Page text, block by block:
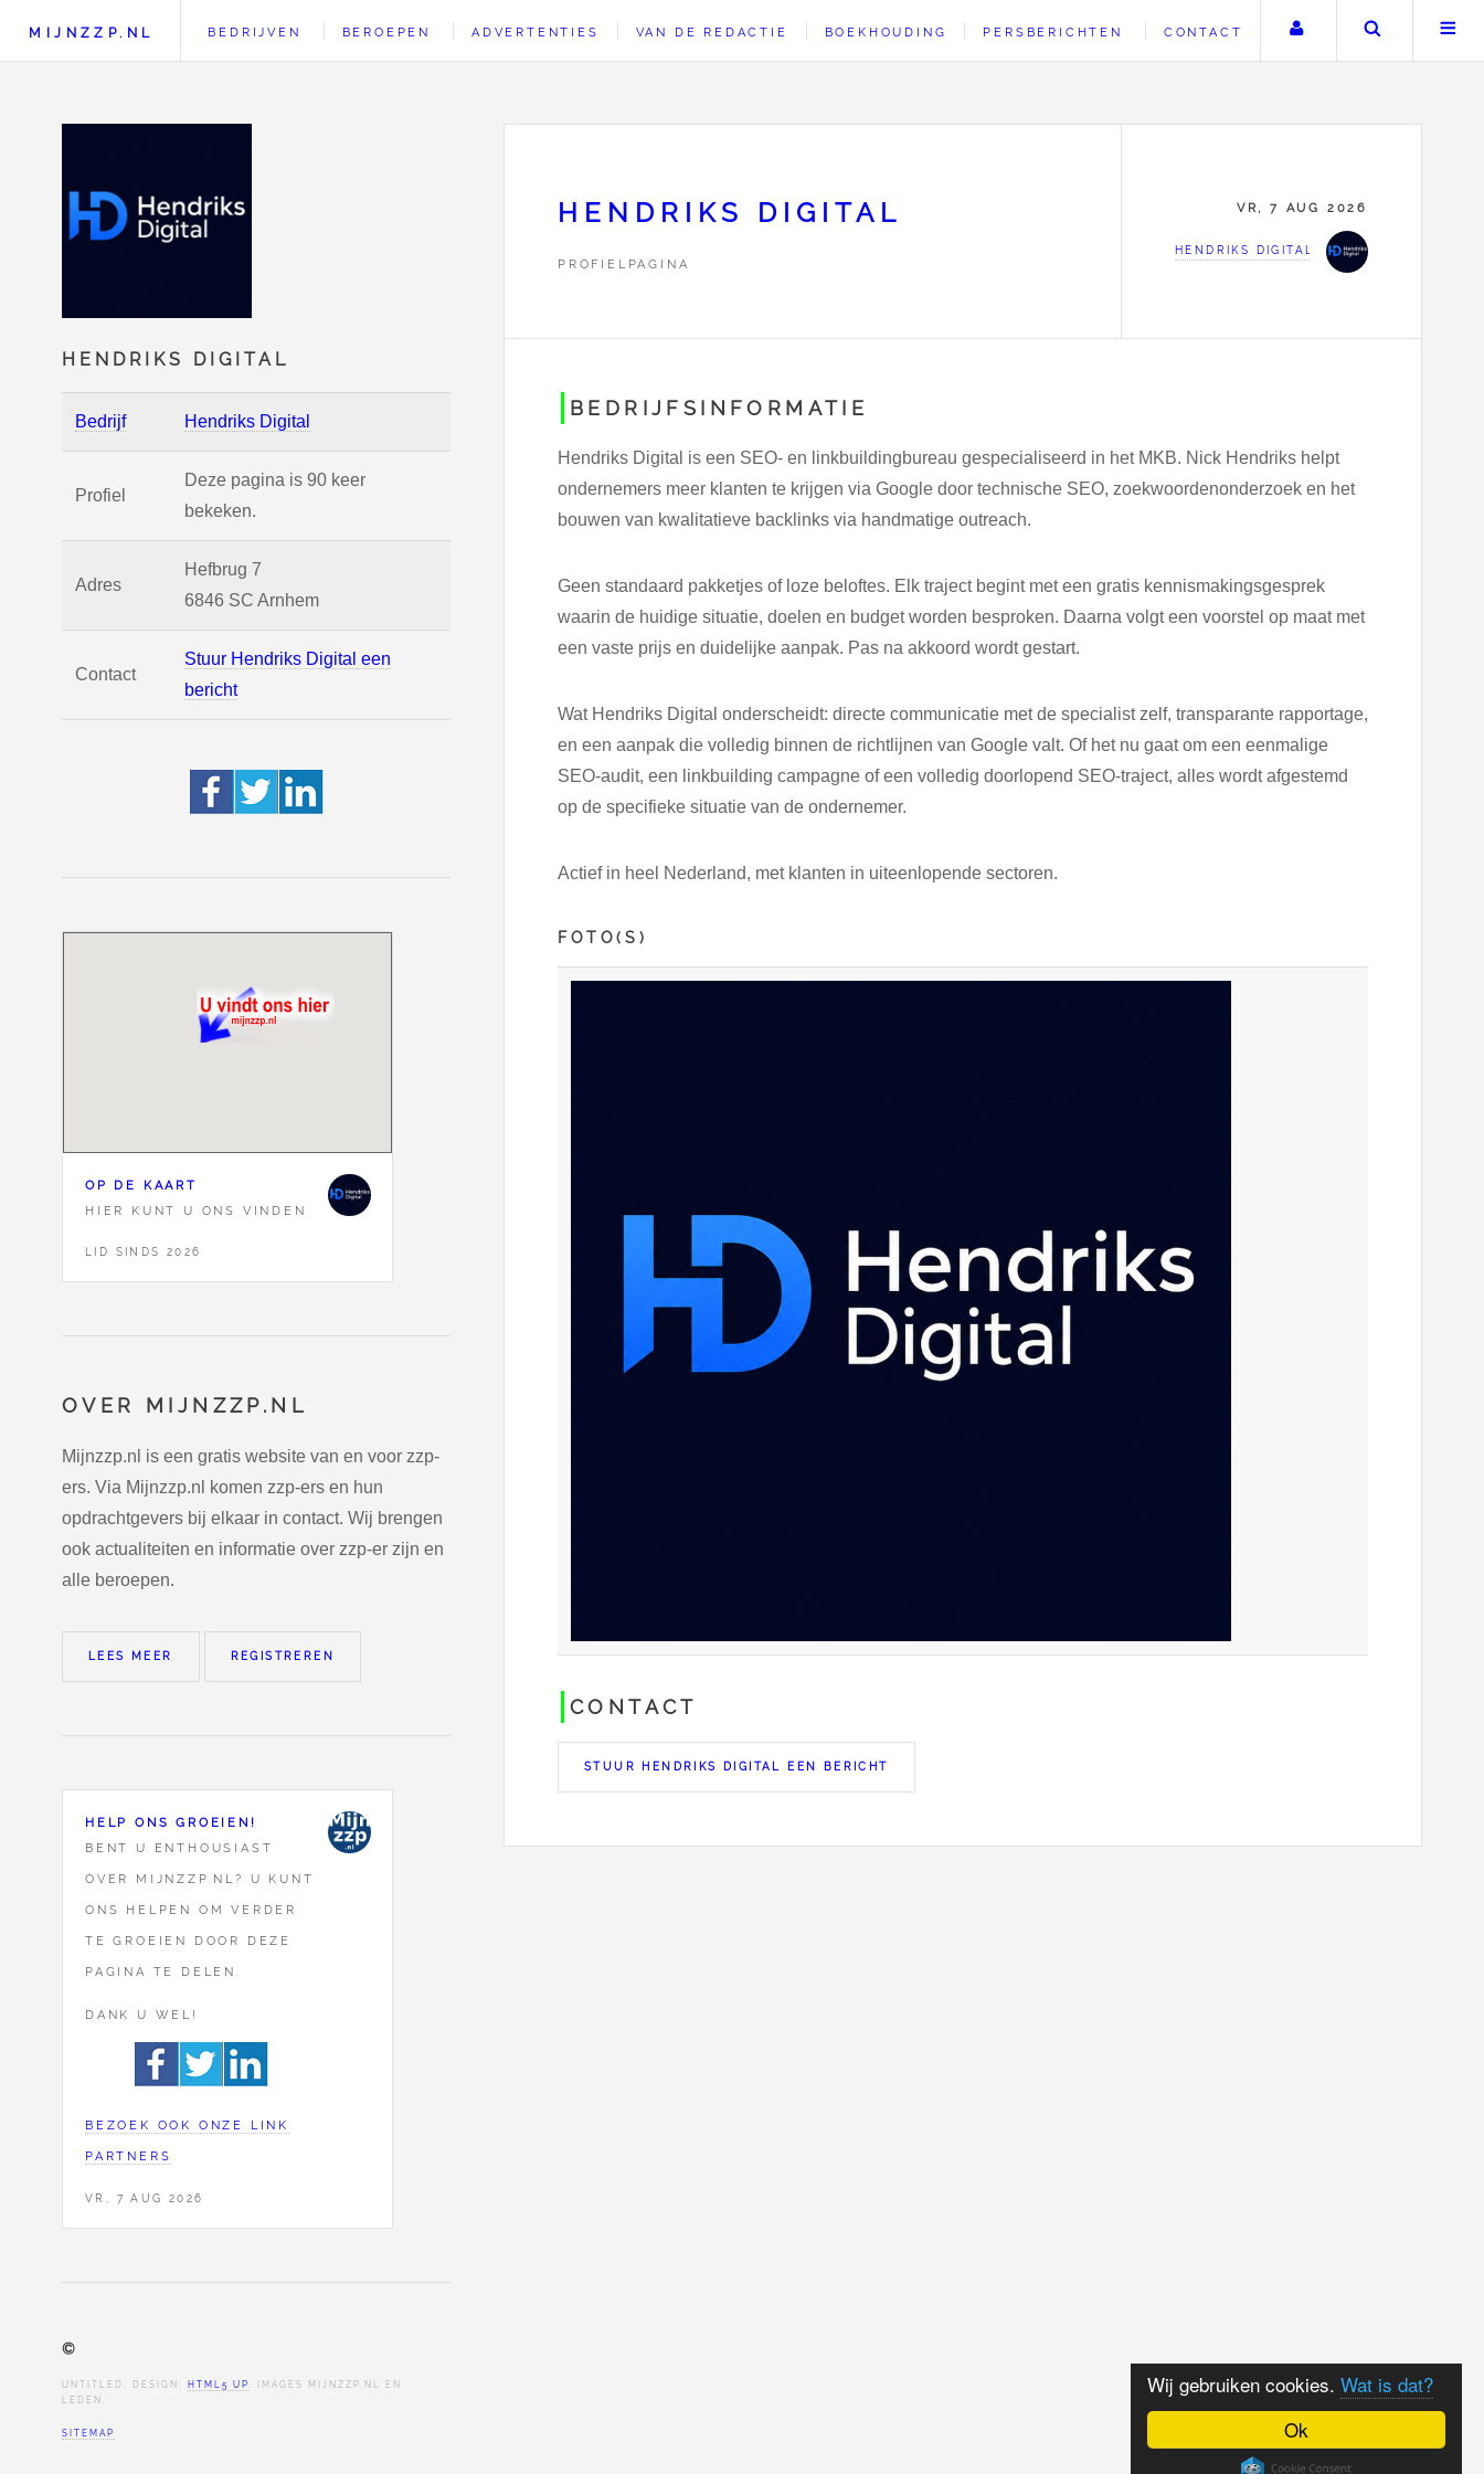
Ok
Wij gebruiken cookies. Wat is dat?
HENDRIKS DIGITAL
Bedrijf Hendriks Digital
Profiel
Deze pagina is 90 keer
bekeken.
Adres
Hefbrug 7
6846 SC Arnhem
Contact
Stuur Hendriks Digital een
bericht
OP DE KAART
HIER KUNT U ONS VINDEN
LID SINDS 2026
OVER MIJNZZP.NL
Mijnzzp.nl is een gratis website van en voor zzp-
ers. Via Mijnzzp.nl komen zzp-ers en hun
opdrachtgevers bij elkaar in contact. Wij brengen
ook actualiteiten en informatie over zzp-er zijn en
alle beroepen.
LEES MEER REGISTREREN
HELP ONS GROEIEN!
BENT U ENTHOUSIAST
OVER MIJNZZP.NL? U KUNT
ONS HELPEN OM VERDER
TE GROEIEN DOOR DEZE
PAGINA TE DELEN.
DANK U WEL!
BEZOEK OOK ONZE LINK
PARTNERS
VR, 7 AUG 2026
©
UNTITLED. DESIGN: HTML5 UP. IMAGES MIJNZZP.NL EN
LEDEN.
SITEMAP
MIJNZZP.NL BEDRIJVEN BEROEPEN ADVERTENTIES VAN DE REDACTIE BOEKHOUDING PERSBERICHTEN CONTACT Uw accountZoeken
HENDRIKS DIGITAL
PROFIELPAGINA
VR, 7 AUG 2026
HENDRIKS DIGITAL
BEDRIJFSINFORMATIE
Hendriks Digital is een SEO- en linkbuildingbureau gespecialiseerd in het MKB. Nick Hendriks helpt
ondernemers meer klanten te krijgen via Google door technische SEO, zoekwoordenonderzoek en het
bouwen van kwalitatieve backlinks via handmatige outreach.
Geen standaard pakketjes of loze beloftes. Elk traject begint met een gratis kennismakingsgesprek
waarin de huidige situatie, doelen en budget worden besproken. Daarna volgt een voorstel op maat met
een vaste prijs en duidelijke aanpak. Pas na akkoord wordt gestart.
Wat Hendriks Digital onderscheidt: directe communicatie met de specialist zelf, transparante rapportage,
en een aanpak die volledig binnen de richtlijnen van Google valt. Of het nu gaat om een eenmalige
SEO-audit, een linkbuilding campagne of een volledig doorlopend SEO-traject, alles wordt afgestemd
op de specifieke situatie van de ondernemer.
Actief in heel Nederland, met klanten in uiteenlopende sectoren.
FOTO(S)
CONTACT
STUUR HENDRIKS DIGITAL EEN BERICHT